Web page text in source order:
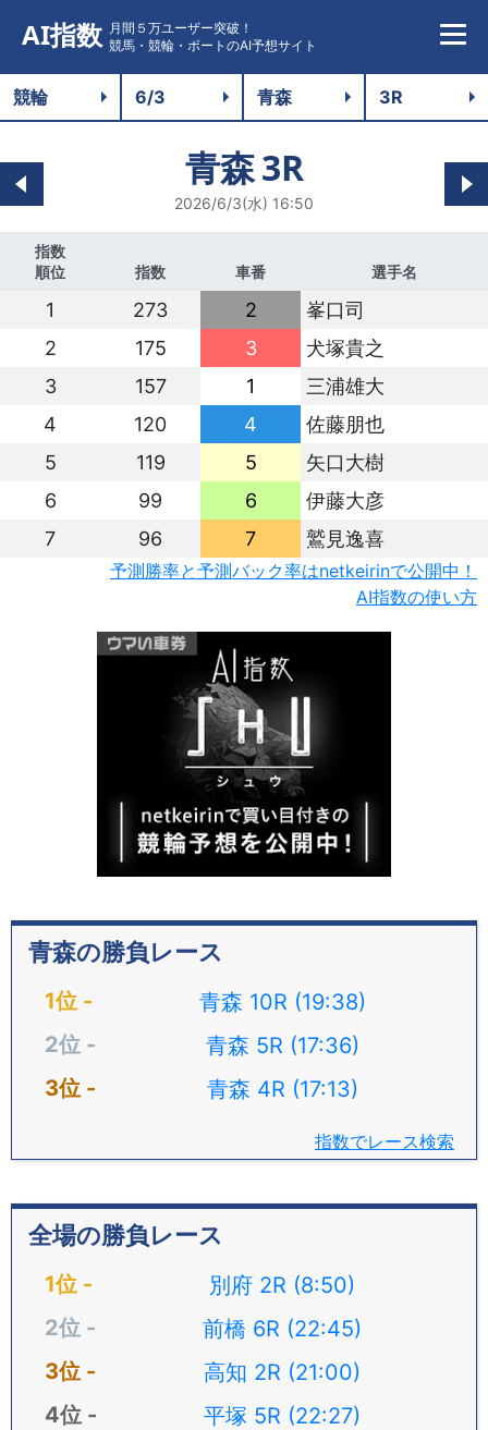
AI指数 月間５万ユーザー突破！
競馬・競輪・ボートのAI予想サイト
青森3R
2026/6/3(水) 16:50
指数
順位
指数 車番 選手名
1 273 2
峯口司
2
175 3
犬塚貴之
3
157 1
三浦雄大
4
120 4
佐藤朋也
5
119 5
矢口大樹
6
99 6
伊藤大彦
7
96 7 鷲見逸喜
予測勝率と予測バック率はnetkeirinで公開中！
AI指数の使い方
青森の勝負レース
青森 10R (19:38)
青森 5R (17:36)
青森 4R (17:13)
指数でレース検索
全場の勝負レース
別府 2R (8:50)
前橋 6R (22:45)
高知 2R (21:00)
平塚 5R (22:27)